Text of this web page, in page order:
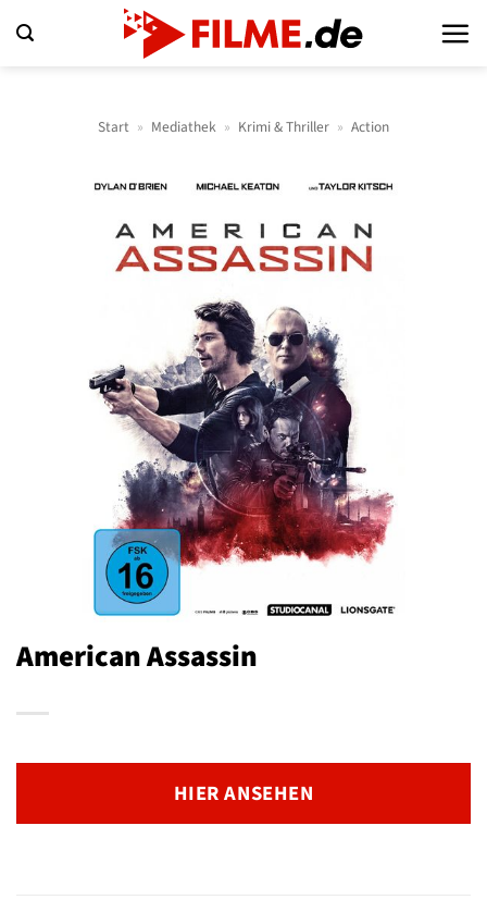
Inhalt
Start » Mediathek » Krimi & Thriller » Action
American Assassin
HIER ANSEHEN